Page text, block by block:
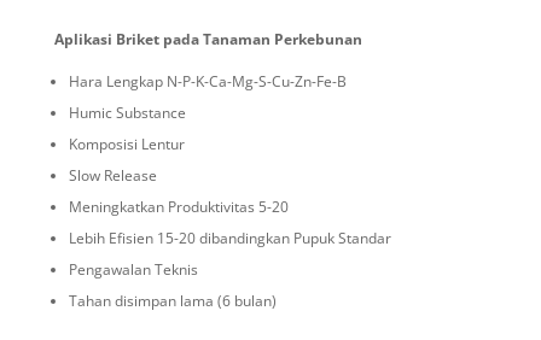
Aplikasi Briket pada Tanaman Perkebunan
Hara Lengkap N-P-K-Ca-Mg-S-Cu-Zn-Fe-B
Humic Substance
Komposisi Lentur
Slow Release
Meningkatkan Produktivitas 5-20
Lebih Efisien 15-20 dibandingkan Pupuk Standar
Pengawalan Teknis
Tahandisimpan lama (6 bulan)